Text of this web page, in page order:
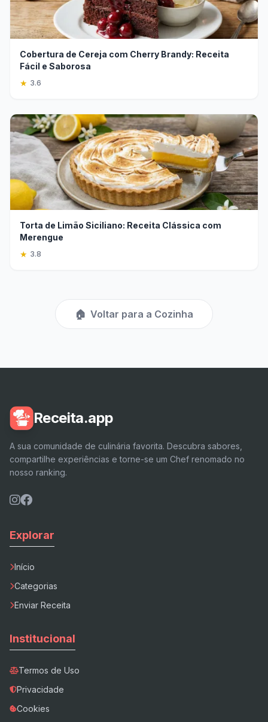
Cobertura de Cereja com Cherry Brandy: Receita
Fácil e Saborosa
★ 3.6
Torta de Limão Siciliano: Receita Clássica com
Merengue
★ 3.8
🏠 Voltar para a Cozinha
Receita.app
A sua comunidade de culinária favorita. Descubra sabores,
compartilhe experiências e torne-se um Chef renomado no
nosso ranking.
Explorar
Início
Categorias
Enviar Receita
Institucional
Termos de Uso
Privacidade
Cookies